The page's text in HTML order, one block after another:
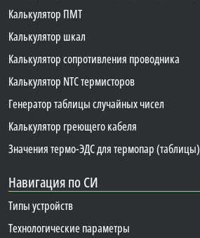
Калькулятор ПМТ
Калькулятор шкал
Калькулятор сопротивления проводника
Калькулятор NTC термисторов
Генератор таблицы случайных чисел
Калькулятор греющего кабеля
Значения термо-ЭДС для термопар (таблицы)
Навигация по СИ
Типы устройств
Технологические параметры